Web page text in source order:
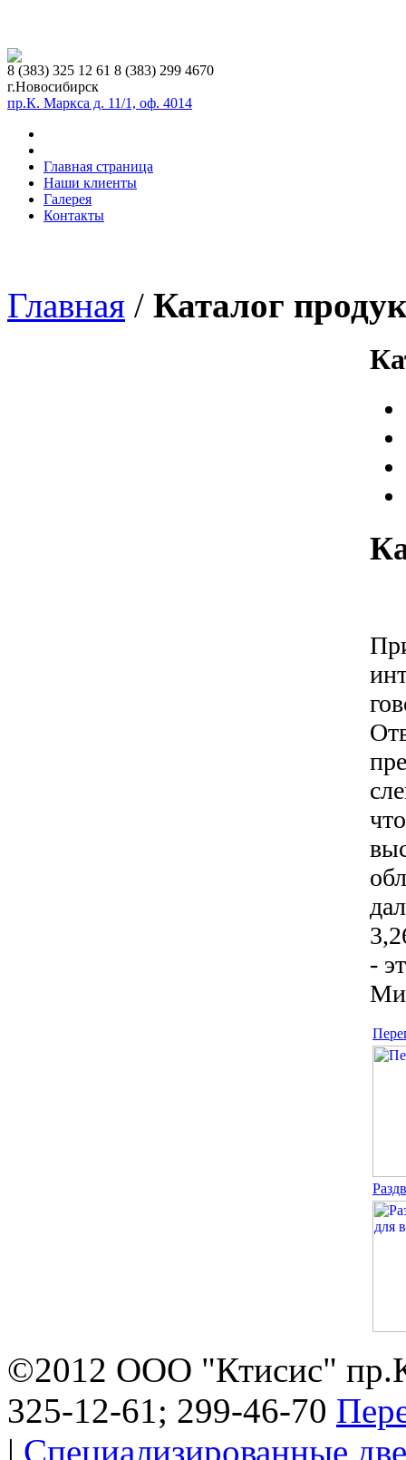
8 (383) 325 12 61 8 (383) 299 4670
г.Новосибирск
пр.К. Маркса д. 11/1, оф. 4014
Главная страница
Наши клиенты
Галерея
Контакты
Главная / Каталог
-
©2012 ООО "Ктисис"
325-12-61; 299-46-70
| Специализированные